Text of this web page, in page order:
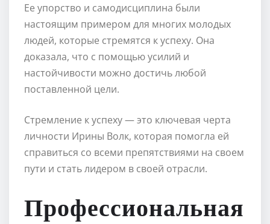
Ее упорство и самодисциплина были
настоящим примером для многих молодых
людей, которые стремятся к успеху. Она
доказала, что с помощью усилий и
настойчивости можно достичь любой
поставленной цели.
Стремление к успеху — это ключевая черта
личности Ирины Волк, которая помогла ей
справиться со всеми препятствиями на своем
пути и стать лидером в своей отрасли.
Профессиональная